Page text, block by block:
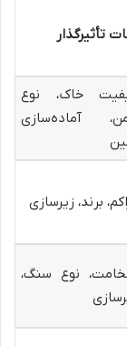
تأثیرگذار
خاک، نوع
آماده‌سازی
برند، زیرسازی
نوع سنگ،